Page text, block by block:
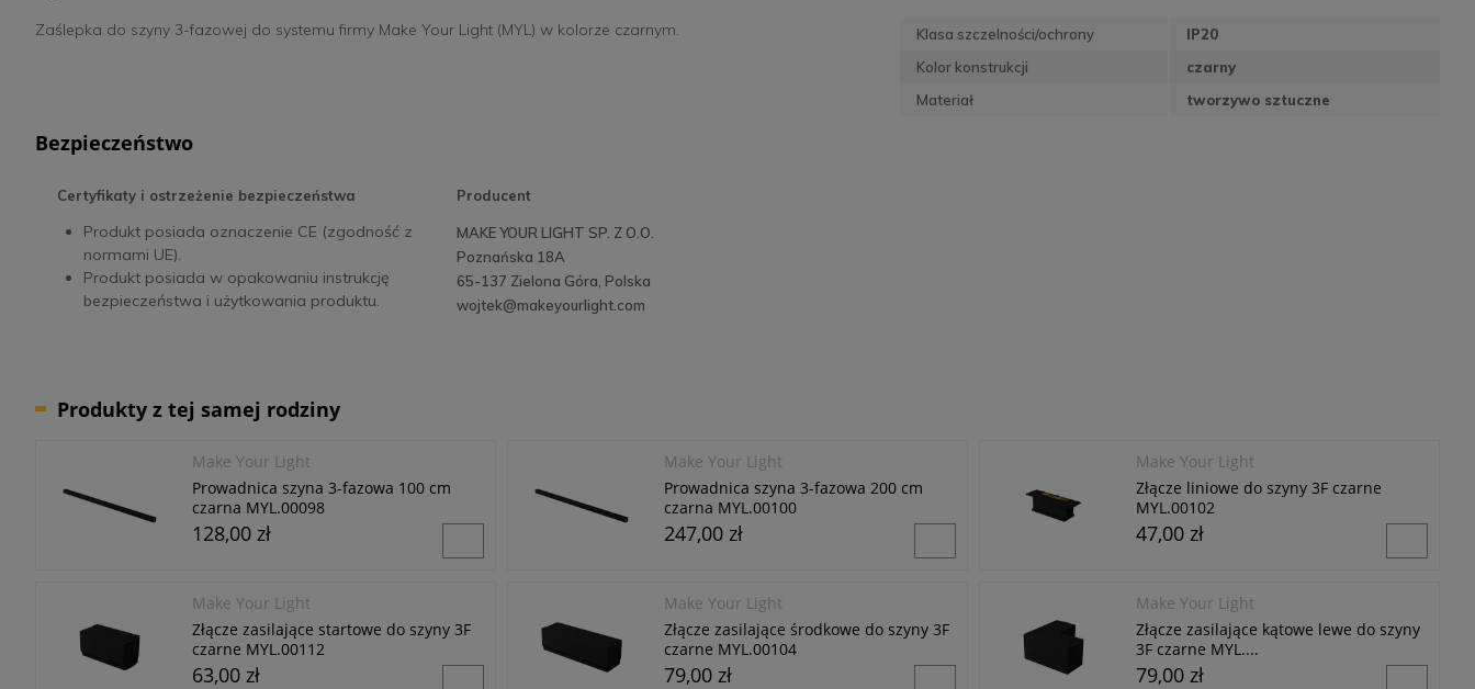
Zaślepka do szyny 3-fazowej do systemu firmy Make Your Light (MYL) w kolorze czarnym.
Bezpieczeństwo
Producent
MAKE YOUR LIGHT SP. Z O.O.
Poznańska 18A
65-137 Zielona Góra, Polska
wojtek@makeyourlight.com
Certyfikaty i ostrzeżenie bezpieczeństwa
Produkt posiada oznaczenie CE (zgodność z
normami UE).
Produkt posiada w opakowaniu instrukcję
bezpieczeństwa i użytkowania produktu.
Klasa szczelności/ochrony
IP20
Kolor konstrukcji
czarny
Materiał
tworzywo sztuczne
Produkty z tej samej rodziny
Make Your Light
Prowadnica szyna 3-fazowa 100 cm
czarna MYL.00098
128,00 zł
Make Your Light
Prowadnica szyna 3-fazowa 200 cm
czarna MYL.00100
247,00 zł
Make Your Light
Złącze liniowe do szyny 3F czarne
MYL.00102
47,00 zł
Make Your Light
Złącze zasilające startowe do szyny 3F
czarne MYL.00112
63,00 zł
Make Your Light
Złącze zasilające środkowe do szyny 3F
czarne MYL.00104
79,00 zł
Make Your Light
Złącze zasilające kątowe lewe do szyny
3F czarne MYL....
79,00 zł